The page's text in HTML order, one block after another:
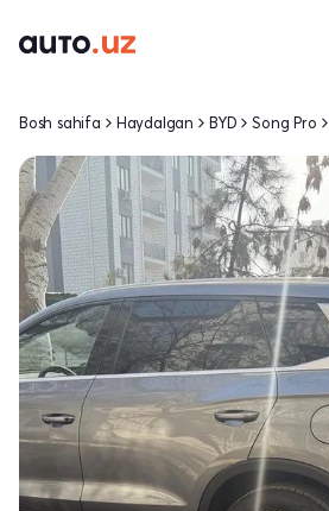
Bosh sahifa Haydalgan BYD Song Pro